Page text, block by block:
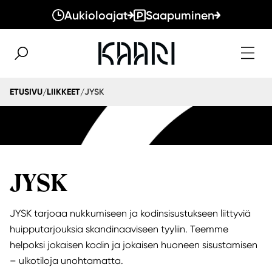
Aukioloajat Saapuminen
ETUSIVU/LIIKKEET/JYSK
JYSK
JYSK tarjoaa nukkumiseen ja kodinsisustukseen liittyviä
huipputarjouksia skandinaaviseen tyyliin. Teemme
helpoksi jokaisen kodin ja jokaisen huoneen sisustamisen
– ulkotiloja unohtamatta.